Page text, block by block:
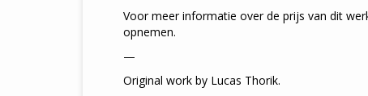
Voor meer informatie over de prijs van dit
opnemen.
—
Original work by Lucas Thorik.